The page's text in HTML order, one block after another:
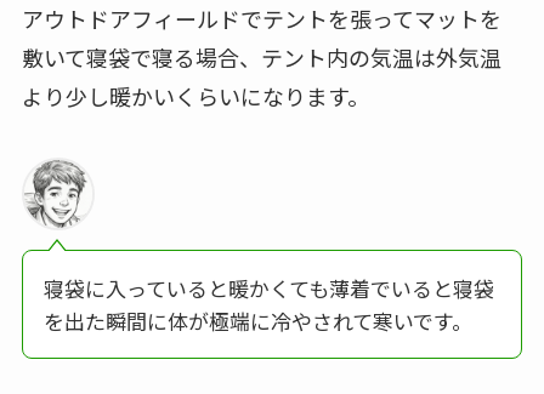
アウトドアフィールドでテントを張ってマットを
敷いて寝袋で寝る場合、テント内の気温は外気温
より少し暖かいくらいになります。
寝袋に入っていると暖かくても薄着でいると寝袋
を出た瞬間に体が極端に冷やされて寒いです。